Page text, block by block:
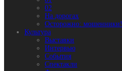
02
На дорогах
Осторожно: мошенники!
Культура
Выставки
Интервью
События
Спектакли